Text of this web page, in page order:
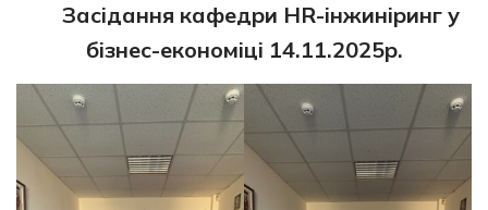
Засідання кафедри HR-інжиніринг у
бізнес-економіці 14.11.2025р.